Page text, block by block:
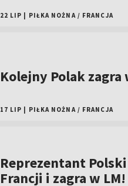
22 LIP PIŁKA NOŻNA / FRANCJA
Kolejny Polak
17 LIP PIŁKA NOŻNA / FRANCJA
Reprezentant
Francji i zagra w LM!